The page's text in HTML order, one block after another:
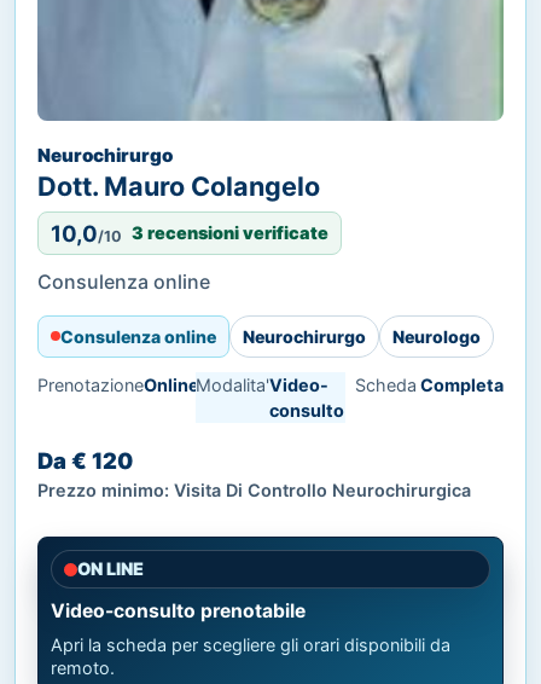
Neurochirurgo
Dott. Mauro Colangelo
10,0/10 3 recensioni verificate
Consulenza online
Consulenza online Neurochirurgo Neurologo
PrenotazioneOnlineModalita'Video-
consulto
Scheda Completa
Da € 120
Prezzo minimo: Visita Di Controllo Neurochirurgica
ON LINE
Video-consulto prenotabile
Apri la scheda per scegliere gli orari disponibili da
remoto.